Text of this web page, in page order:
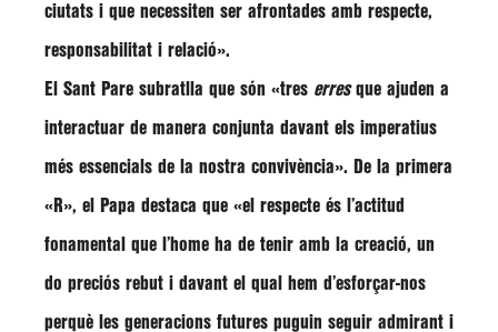
ciutats i que necessiten ser afrontades amb respecte,
responsabilitat i relació».
El Sant Pare subratlla que són «tres erresque ajuden a
interactuar de manera conjunta davant els imperatius
més essencials de la nostra convivència». De la primera
«R», el Papa destaca que «el respecte és l’actitud
fonamental que l’home ha de tenir amb la creació, un
do preciós rebut i davant el qual hem d’esforçar-nos
perquè les generacions futures puguin seguir admirant i